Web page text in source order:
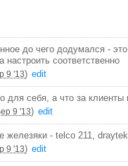
до чего додумался -
настроить соответственно
9 '13) edit
для себя, а что за клиенты
9 '13) edit
железяки - telco 211,
9 '13) edit